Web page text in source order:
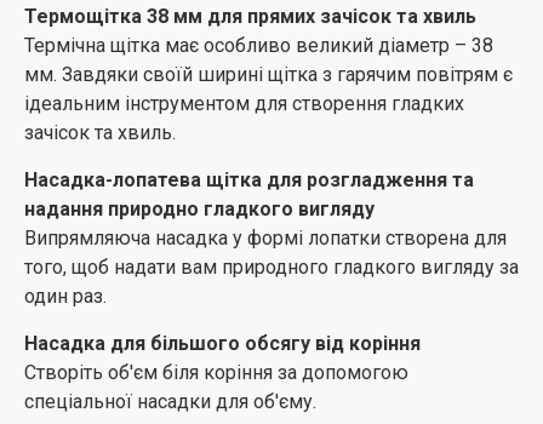
Термощітка 38 мм для прямих зачісок та хвиль
Термічна щітка має особливо великий діаметр – 38
мм. Завдяки своїй ширині щітка з гарячим повітрям є
ідеальним інструментом для створення гладких
зачісок та хвиль.
Насадка-лопатева щітка для розгладження та
надання природно гладкого вигляду
Випрямляюча насадка у формі лопатки створена для
того, щоб надати вам природного гладкого вигляду за
один раз.
Насадка для більшого обсягу від коріння
Створіть об'єм біля коріння за допомогою
спеціальної насадки для об'єму.